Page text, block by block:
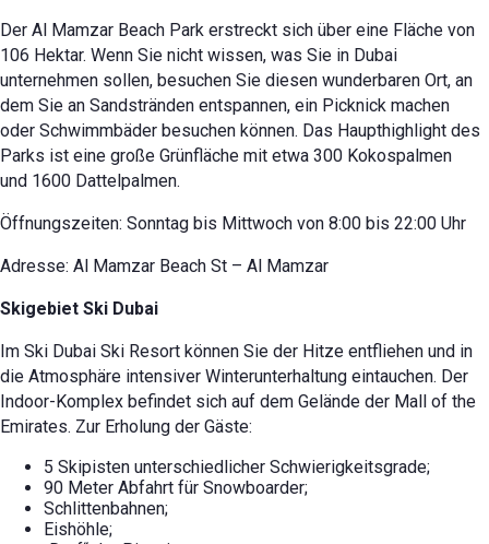
Der Al Mamzar Beach Park erstreckt sich über eine Fläche von
106 Hektar. Wenn Sie nicht wissen, was Sie in Dubai
unternehmen sollen, besuchen Sie diesen wunderbaren Ort, an
dem Sie an Sandstränden entspannen, ein Picknick machen
oder Schwimmbäder besuchen können. Das Haupthighlight des
Parks ist eine große Grünfläche mit etwa 300 Kokospalmen
und 1600 Dattelpalmen.
Öffnungszeiten: Sonntag bis Mittwoch von 8:00 bis 22:00 Uhr
Adresse: Al Mamzar Beach St – Al Mamzar
Skigebiet Ski Dubai
Im Ski Dubai Ski Resort können Sie der Hitze entfliehen und in
die Atmosphäre intensiver Winterunterhaltung eintauchen. Der
Indoor-Komplex befindet sich auf dem Gelände der Mall of the
Emirates. Zur Erholung der Gäste:
5 Skipisten unterschiedlicher Schwierigkeitsgrade;
90 Meter Abfahrt für Snowboarder;
Schlittenbahnen;
Eishöhle;